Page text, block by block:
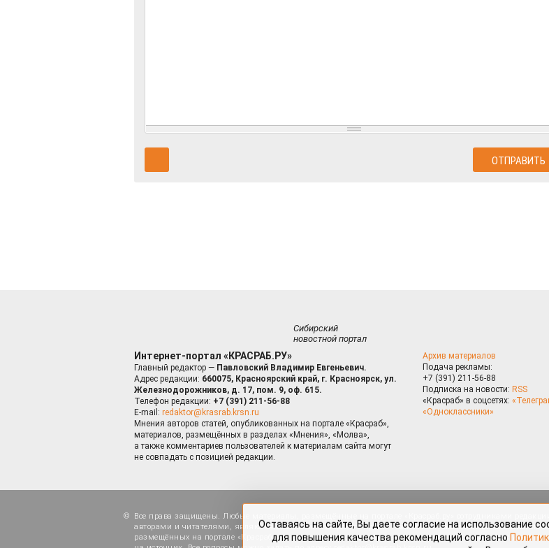
Сибирский
новостной портал
Интернет-портал «КРАСРАБ.РУ»
Главный редактор — Павловский Владимир Евгеньевич.
Адрес редакции: 660075, Красноярский край, г. Красноярск, ул.
Железнодорожников, д. 17, пом. 9, оф. 615.
Телефон редакции: +7 (391) 211-56-88
E-mail: redaktor@krasrab.krsn.ru
Мнения авторов статей, опубликованных на портале «Красраб»,
материалов, размещённых в разделах «Мнения», «Молва»,
а также комментариев пользователей к материалам сайта могут
не совпадать с позицией редакции.
Архив материалов
Подача рекламы:
+7 (391) 211-56-88
Подписка на новости: RSS
«Красраб» в соцсетях:
«Одноклассники»
Все права защищены. Любые материалы, размещённые на портале «Красраб.ру» сотрудниками
авторами и читателями, являются объектами авторского права. Полное или частичное использование
размещённых на портале «Красраб.ру», допускается только с письменного согласия редакции с
Оставаясь на сайте, Вы даете согласие на использование
можно через настройки Вашего
OK